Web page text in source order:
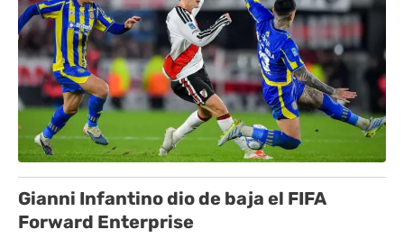
Gianni Infantino dio de baja el FIFA
Forward Enterprise